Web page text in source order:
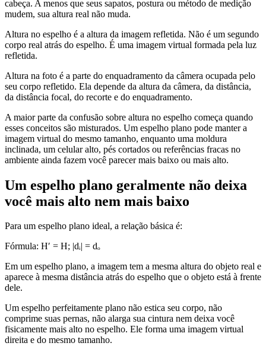
cabeça. A menos que seus sapatos, postura ou método de medição
mudem, sua altura real não muda.
Altura no espelho é a altura da imagem refletida. Não é um segundo
corpo real atrás do espelho. É uma imagem virtual formada pela luz
refletida.
Altura na foto é a parte do enquadramento da câmera ocupada pelo
seu corpo refletido. Ela depende da altura da câmera, da distância,
da distância focal, do recorte e do enquadramento.
A maior parte da confusão sobre altura no espelho começa quando
esses conceitos são misturados. Um espelho plano pode manter a
imagem virtual do mesmo tamanho, enquanto uma moldura
inclinada, um celular alto, pés cortados ou referências fracas no
ambiente ainda fazem você parecer mais baixo ou mais alto.
Um espelho plano geralmente não deixa
você mais alto nem mais baixo
Para um espelho plano ideal, a relação básica é:
Fórmula: H′ = H; |dᵢ| = dₒ
Em um espelho plano, a imagem tem a mesma altura do objeto real e
aparece à mesma distância atrás do espelho que o objeto está à frente
dele.
Um espelho perfeitamente plano não estica seu corpo, não
comprime suas pernas, não alarga sua cintura nem deixa você
fisicamente mais alto no espelho. Ele forma uma imagem virtual
direita e do mesmo tamanho.